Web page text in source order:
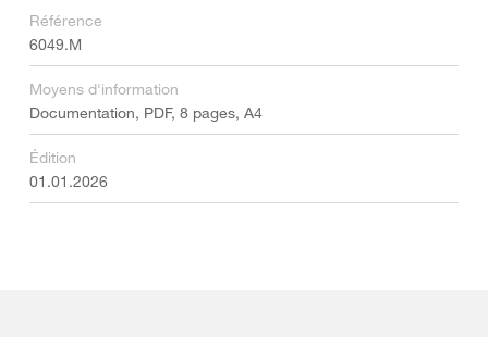
Référence
6049.M
Moyens d'information
Documentation, PDF, 8 pages, A4
Édition
01.01.2026